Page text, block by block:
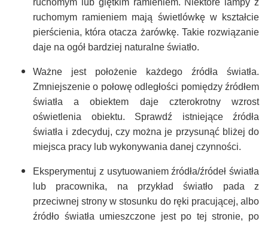
ruchomym lub giętkim ramieniem. Niektóre lampy z
ruchomym ramieniem mają świetlówkę w kształcie
pierścienia, która otacza żarówkę. Takie rozwiązanie
daje na ogół bardziej naturalne światło.
Ważne jest położenie każdego źródła światła.
Zmniejszenie o połowę odległości pomiędzy źródłem
światła a obiektem daje czterokrotny wzrost
oświetlenia obiektu. Sprawdź istniejące źródła
światła i zdecyduj, czy można je przysunąć bliżej do
miejsca pracy lub wykonywania danej czynności.
Eksperymentuj z usytuowaniem źródła/źródeł światła
lub pracownika, na przykład światło pada z
przeciwnej strony w stosunku do ręki pracującej, albo
źródło światła umieszczone jest po tej stronie, po